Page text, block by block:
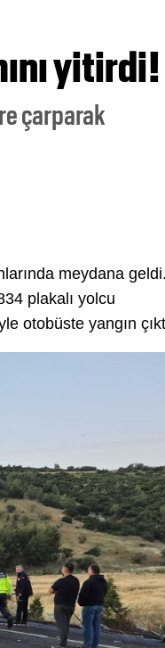
yitirdi!
çarparak
meydana
plakalı yolcu
otobüste yangın